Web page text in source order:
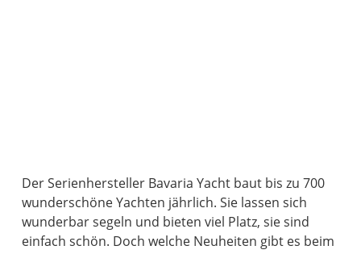
Der Serienhersteller Bavaria Yacht baut bis zu 700
wunderschöne Yachten jährlich. Sie lassen sich
wunderbar segeln und bieten viel Platz, sie sind
einfach schön. Doch welche Neuheiten gibt es beim